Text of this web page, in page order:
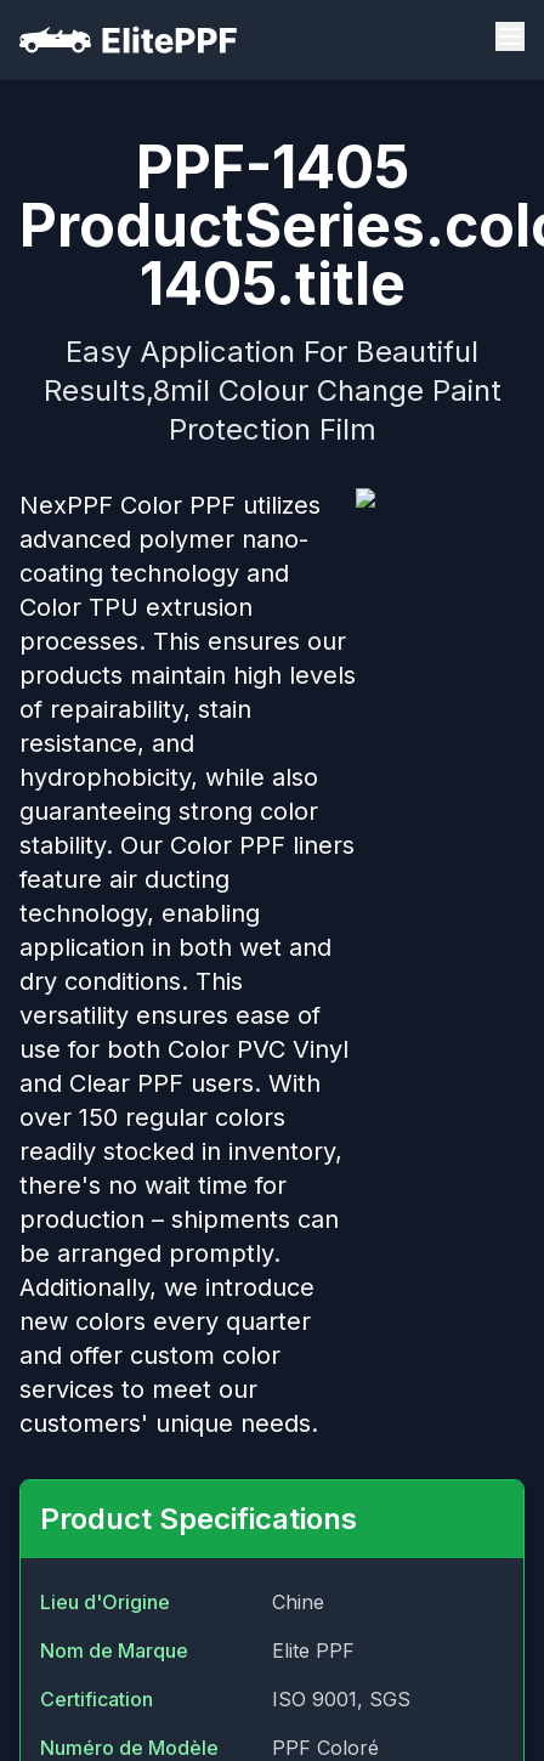
PPF-1405
1405.title
Easy Application For Beautiful
Results,8mil Colour Change Paint
Protection Film
NexPPF Color PPF utilizes
advanced polymer nano-
coating technology and
Color TPU extrusion
processes. This ensures our
products maintain high levels
of repairability, stain
resistance, and
hydrophobicity, while also
guaranteeing strong color
stability. Our Color PPF liners
feature air ducting
technology, enabling
application in both wet and
dry conditions. This
versatility ensures ease of
use for both Color PVC Vinyl
and Clear PPF users. With
over 150 regular colors
readily stocked in inventory,
there's no wait time for
production – shipments can
be arranged promptly.
Additionally, we introduce
new colors every quarter
and offer custom color
services to meet our
customers' unique needs.
Product Specifications
Lieu d'Origine
Chine
Nom de Marque
Elite PPF
Certification
ISO 9001, SGS
Numéro de Modèle
PPF Coloré